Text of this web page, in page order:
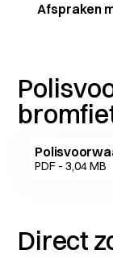
Afspraken
PDF - 3,04 MB
Direct